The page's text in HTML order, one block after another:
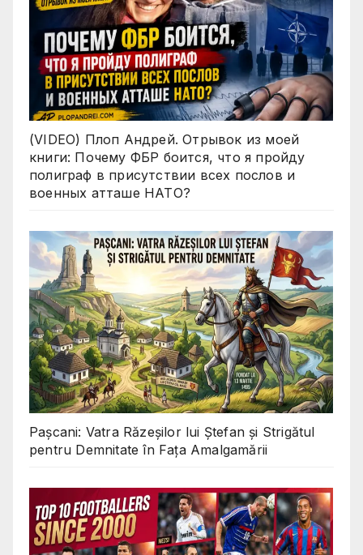
(VIDEO) Плоп Андрей. Отрывок из моей
книги: Почему ФБР боится, что я пройду
полиграф в присутствии всех послов и
военных атташе НАТО?
Pașcani: Vatra Răzeșilor lui Ștefan și Strigătul
pentru Demnitate în Fața Amalgamării